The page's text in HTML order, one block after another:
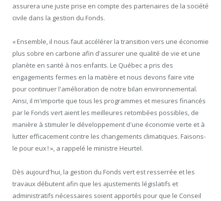
assurera une juste prise en compte des partenaires de la société
civile dans la gestion du Fonds.
« Ensemble, il nous faut accélérer la transition vers une économie
plus sobre en carbone afin d'assurer une qualité de vie et une
planète en santé à nos enfants. Le Québec a pris des
engagements fermes en la matière et nous devons faire vite
pour continuer l'amélioration de notre bilan environnemental.
Ainsi, il m'importe que tous les programmes et mesures financés
par le Fonds vert aient les meilleures retombées possibles, de
manière à stimuler le développement d'une économie verte et à
lutter efficacement contre les changements climatiques. Faisons-
le pour eux ! », a rappelé le ministre Heurtel.
Dès aujourd'hui, la gestion du Fonds vert est resserrée et les
travaux débutent afin que les ajustements législatifs et
administratifs nécessaires soient apportés pour que le Conseil